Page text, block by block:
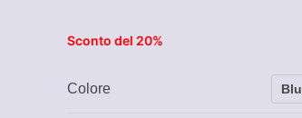
Sconto del 20%
Colore Blu